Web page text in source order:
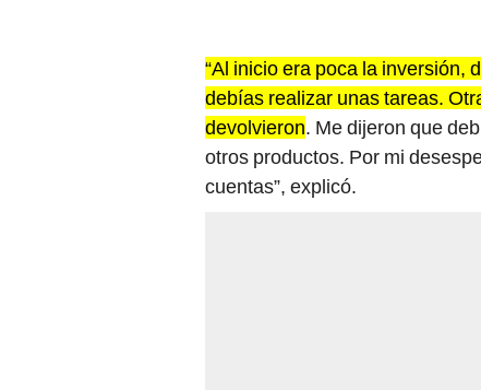
“Al inicio era poca la inversión,
debías realizar unas tareas.
devolvieron. Me dijeron que
otros productos. Por mi
cuentas”, explicó.